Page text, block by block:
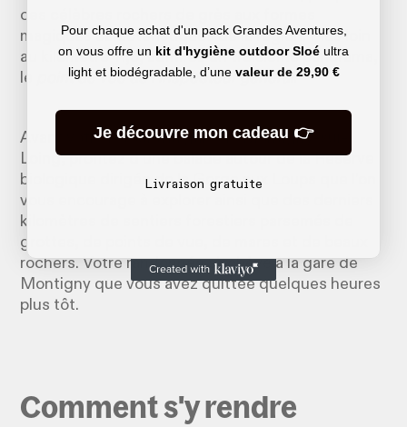
ces célèbres rochers de grès aux formes
magiques caractéristiques de la région. Plus loin
au kilomètre 11,5, admirez un troisième panorama,
le
point de vue de l’inspecteur général .
Avant votre retour à la gare de Montigny-sur-
Loing, profitez d’une balade autour de la Réserve
biologique dirigée de la Gorge aux Loups que l’on
vous encourage à explorer ainsi que des derniers
kilomètres de sentiers forestiers parsemés de
grottes, de points de vue, de mares et de beaux
rochers. Votre randonnée s’achève à la gare de
Montigny que vous avez quittée quelques heures
plus tôt.
Comment s'y rendre
Pour chaque achat d'un pack Grandes Aventures,
on vous offre un kit d'hygiène outdoor Sloé ultra
light et biodégradable, d’une valeur de 29,90 €
Je découvre mon cadeau 👉
Livraison gratuite